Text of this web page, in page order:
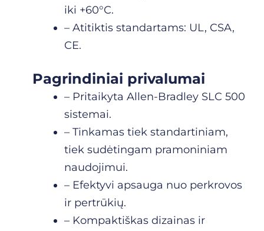
iki +60°C.
– Atitiktis standartams: UL, CSA,
CE.
Pagrindiniai privalumai
– Pritaikyta Allen-Bradley SLC 500
sistemai.
– Tinkamas tiek standartiniam,
tiek sudėtingam pramoniniam
naudojimui.
– Efektyvi apsauga nuo perkrovos
ir pertrūkių.
– Kompaktiškas dizainas ir